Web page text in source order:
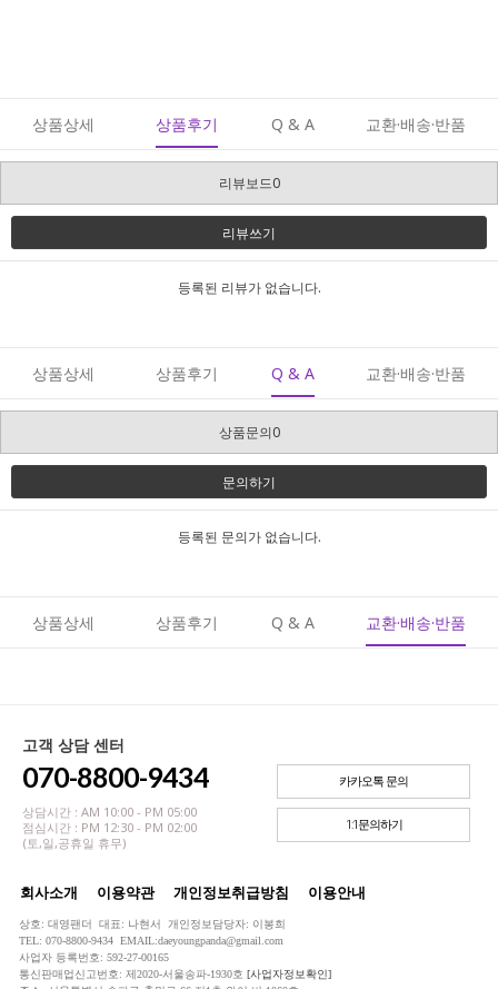
상품상세 상품후기 Q & A 교환·배송·반품
리뷰보드0
리뷰쓰기
등록된 리뷰가 없습니다.
상품상세 상품후기 Q & A 교환·배송·반품
상품문의0
문의하기
등록된 문의가 없습니다.
상품상세 상품후기 Q & A 교환·배송·반품
고객 상담 센터
070-8800-9434
상담시간 : AM 10:00 - PM 05:00
점심시간 : PM 12:30 - PM 02:00
(토,일,공휴일 휴무)
카카오톡 문의
1:1문의하기
회사소개 이용약관 개인정보취급방침 이용안내
상호: 대영팬더 대표: 나현서 개인정보담당자: 이봉희
TEL: 070-8800-9434 EMAIL:daeyoungpanda@gmail.com
사업자 등록번호: 592-27-00165
통신판매업신고번호: 제2020-서울송파-1930호 [사업자정보확인]